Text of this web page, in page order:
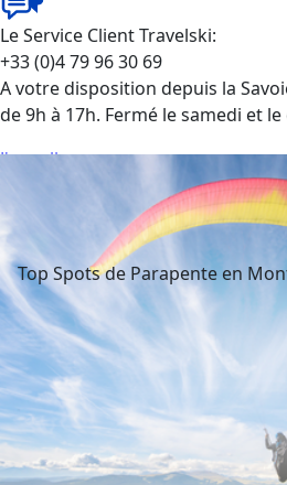
Le Service Client Travelski:
+33 (0)4 79 96 30 69
A votre disposition depuis la
de 9h à 17h. Fermé le samedi et
J'appelle
Top Spots de Parapente en